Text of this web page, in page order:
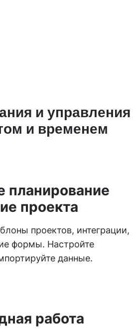
и
и временем
планирование
проекта
проектов, интеграции,
формы. Настройте
данные.
работа